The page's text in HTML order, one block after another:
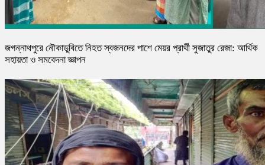
জগন্নাথপুরে নৌকাডুবিতে নিহত স্বজনদের পাশে মেয়র প্রার্থী সুজাতুর রেজা: আর্থিক
সহায়তা ও সমবেদনা জ্ঞাপন